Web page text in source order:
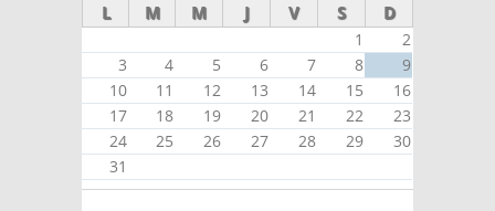
L M M J V S D
1
2
3
4 5 6 7 8
9
10
11 12 13 14 15
16
17
18 19 20 21 22
23
24
25 26 27 28 29
30
31